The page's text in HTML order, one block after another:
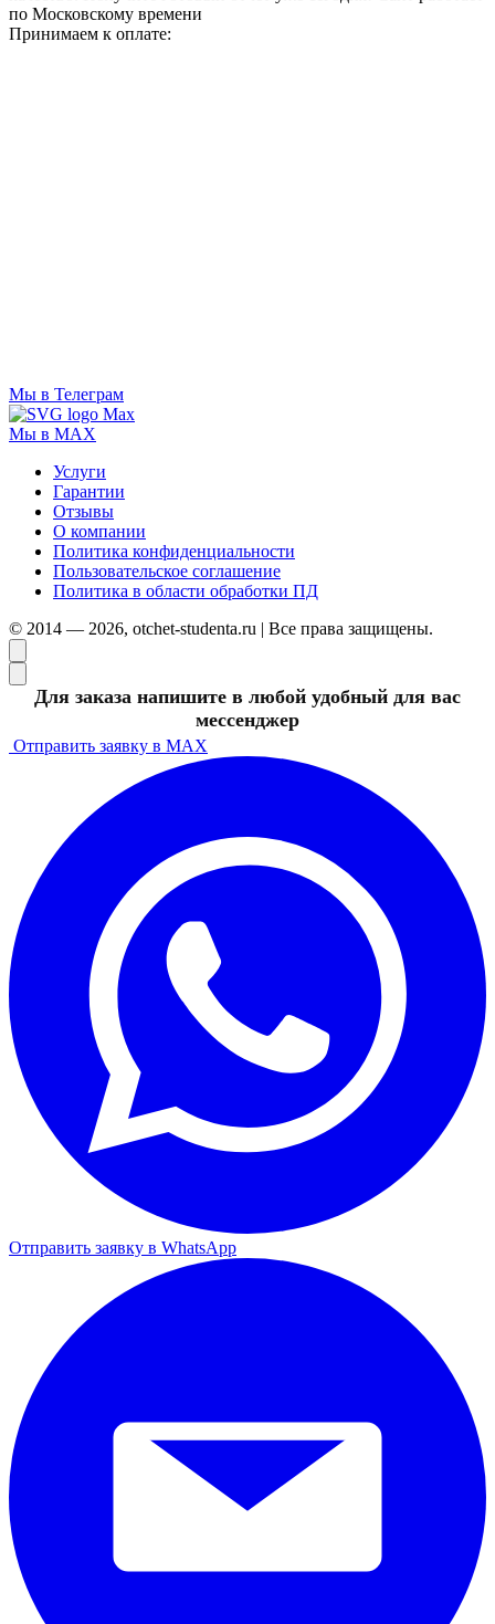
по Московскому времени
Принимаем к оплате:
Мы в Телеграм
Мы в MAX
Услуги
Гарантии
Отзывы
О компании
Политика конфиденциальности
Пользовательское соглашение
Политика в области обработки ПД
© 2014 — 2026, otchet-studenta.ru | Все права защищены.
Для заказа напишите в любой удобный для вас
мессенджер
Отправить заявку в MAX
Отправить заявку в WhatsApp